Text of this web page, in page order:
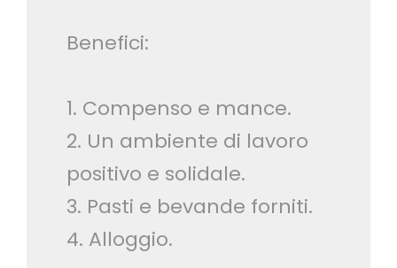
Benefici:
1. Compenso e mance.
2. Un ambiente di lavoro
positivo e solidale.
3. Pasti e bevande forniti.
4. Alloggio.